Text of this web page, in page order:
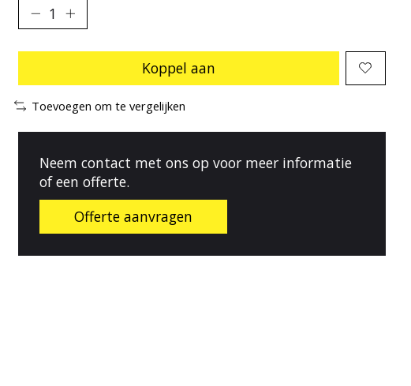
Koppel aan
Toevoegen om te vergelijken
Neem contact met ons op voor meer informatie
of een offerte.
Offerte aanvragen